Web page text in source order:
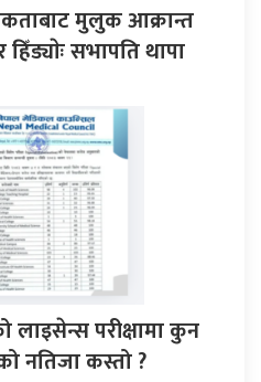
मुलुक आक्रान्त
सभापति थापा
परीक्षामा कुन
नतिजा कस्तो ?